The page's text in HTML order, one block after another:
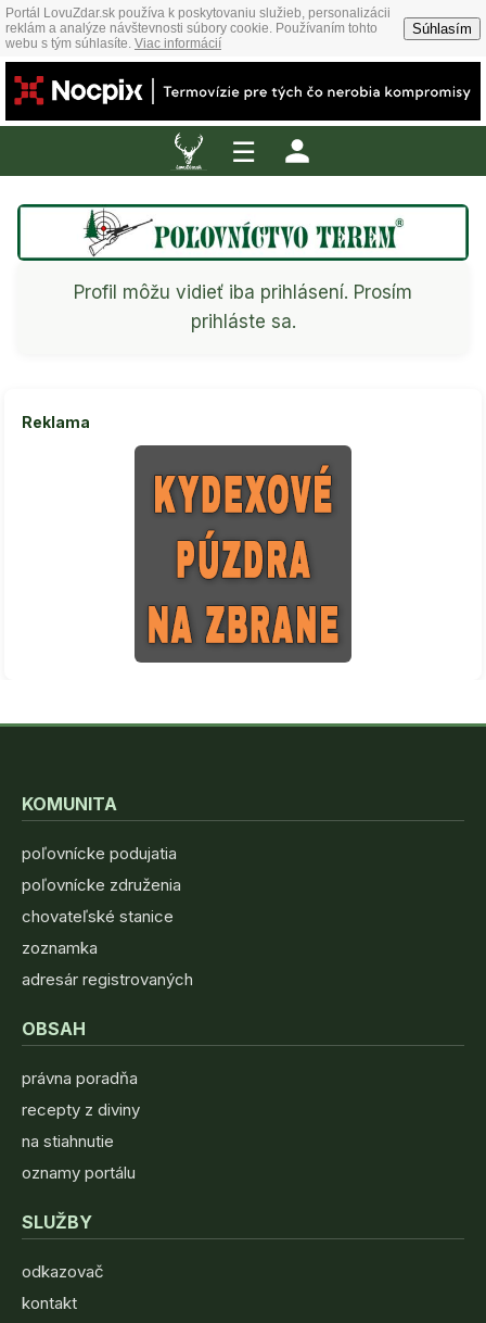
Portál LovuZdar.sk používa k poskytovaniu služieb, personalizácii
reklám a analýze návštevnosti súbory cookie. Používaním tohto
webu s tým súhlasíte. Viac informácií
Súhlasím
☰
Profil môžu vidieť iba prihlásení. Prosím
prihláste sa.
Reklama
KOMUNITA
poľovnícke podujatia
poľovnícke združenia
chovateľské stanice
zoznamka
adresár registrovaných
OBSAH
právna poradňa
recepty z diviny
na stiahnutie
oznamy portálu
SLUŽBY
odkazovač
kontakt